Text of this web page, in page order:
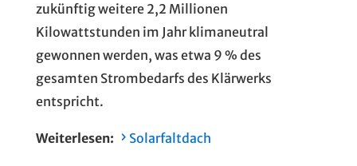
zukünftig weitere 2,2 Millionen
Kilowattstunden im Jahr klimaneutral
gewonnen werden, was etwa 9 % des
gesamten Strombedarfs des Klärwerks
entspricht.
Weiterlesen: Solarfaltdach